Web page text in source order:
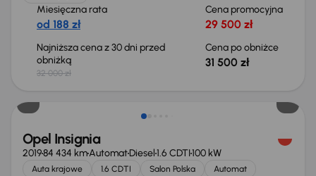
Miesięczna rata
od 188 zł
Cena promocyjna
29 500 zł
Najniższa cena z 30 dni przed
obniżką
32 000 zł
Cena po obniżce
31 500 zł
Opel Insignia
201984 434 kmAutomatDiesel1.6 CDTI100 kW
Auta krajowe 1.6 CDTI Salon Polska
Automat